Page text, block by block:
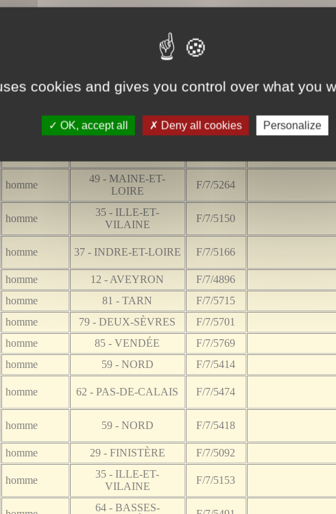
Sexe Département
85 - VENDÉE F/7/5768
homme
49 - MAINE-ET-
LOIRE
F/7/5264
homme
35 - ILLE-ET-
VILAINE
F/7/5150
homme 37 - INDRE-ET-LOIRE F/7/5166
homme 12 - AVEYRON
F/7/4896
homme 81 - TARN
F/7/5715
homme 79 - DEUX-SÈVRES
F/7/5701
homme 85 - VENDÉE
F/7/5769
homme 59 - NORD F/7/5414
homme 62 - PAS-DE-CALAIS F/7/5474
homme 59 - NORD F/7/5418
homme 29 - FINISTÈRE F/7/5092
homme
35 - ILLE-ET-
VILAINE
F/7/5153
64 - BASSES-
cookies and gives you control over what you
OK, accept all Deny all cookies Personalize